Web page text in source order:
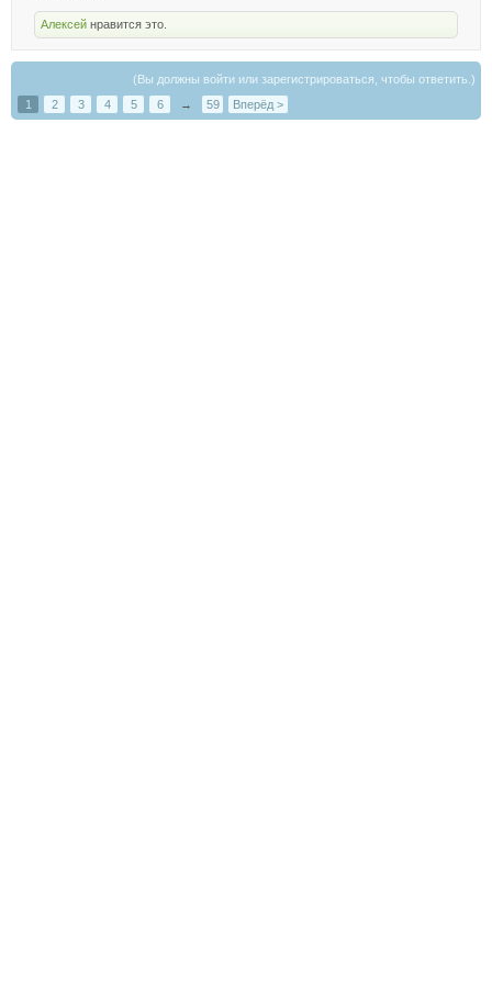
Алексей нравится это.
(Вы должны войти или зарегистрироваться, чтобы ответить.)
1
2 3 4 5 6 → 59 Вперёд >